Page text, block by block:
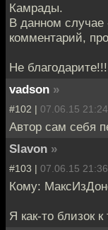
Камрады.
В данном случае
комментарий,
Не благодарите!!!
vadson »
#102 | 07.06.15 21:24
Автор сам себя
Slavon »
#103 | 07.06.15 21:36
Кому:
Я как-то близок